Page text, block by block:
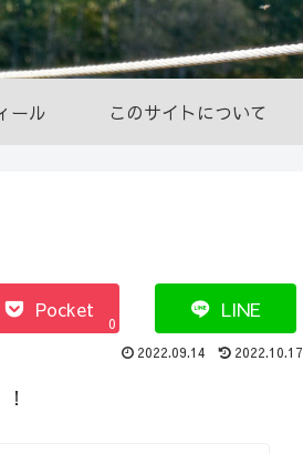
ール このサイトについて
Pocket
0
LINE
2022.09.14 2022.10.17